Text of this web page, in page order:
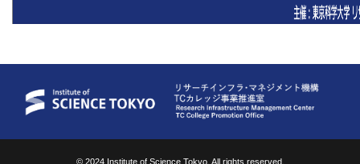
© 2024 Institute of Science Tokyo. All rights reserved.